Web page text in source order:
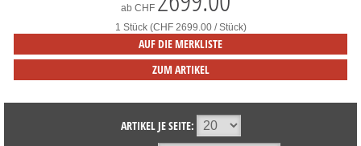
ab CHF
1 Stück (CHF 2699.00 / Stück)
AUF DIE MERKLISTE
ZUM ARTIKEL
ARTIKEL JE SEITE: